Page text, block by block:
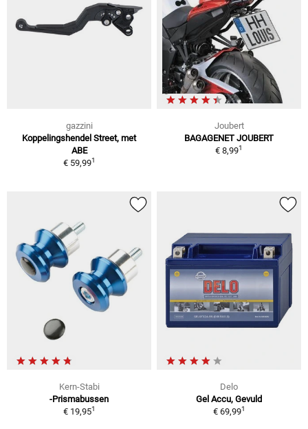
gazzini
Koppelingshendel Street, met
ABE
€ 59,991
Joubert
BAGAGENET JOUBERT
€ 8,991
Kern-Stabi
-Prismabussen
€ 19,951
Delo
Gel Accu, Gevuld
€ 69,991